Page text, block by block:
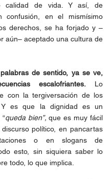
calidad de vida. Y así, de
confusión, en el mismísimo
derechos, se ha forjado y –
aún– aceptado una cultura de
de sentido, ya se ve,
escalofriantes. Lo
con la tergiversación de los
Y es que la dignidad es un
queda bien”, que es muy fácil
político, en pancartas
o en slogans de
esto, sin siquiera saber lo
todo, lo que implica.